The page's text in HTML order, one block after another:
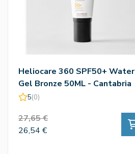
Heliocare 360 SPF50+ Water
Gel Bronze 50ML - Cantabria
Labs
5(0)
27,65 €
26,54 €